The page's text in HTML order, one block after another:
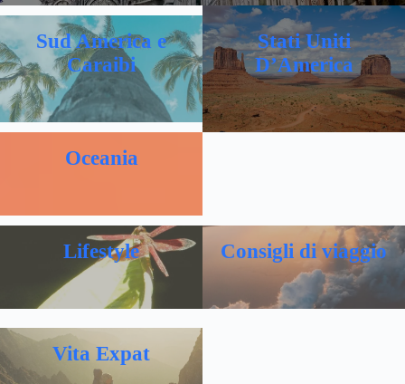
Sud America e
Caraibi
Stati Uniti
D’America
Oceania
Lifestyle Consigli di viaggio
Vita Expat